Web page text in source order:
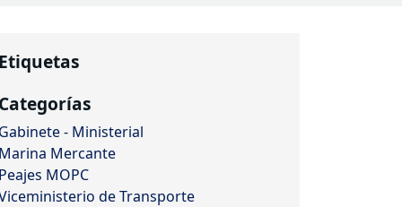
Etiquetas
Categorías
Gabinete - Ministerial
Marina Mercante
Peajes MOPC
de Transporte